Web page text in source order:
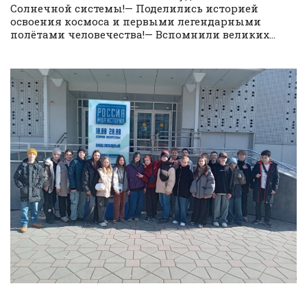
Солнечной системы!— Поделились историей
освоения космоса и первыми легендарными
полётами человечества!— Вспомнили великих...